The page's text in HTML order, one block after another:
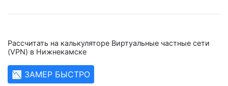
Рассчитать на калькуляторе Виртуальные частные сети
(VPN) в Нижнекамске
📉 ЗАМЕР БЫСТРО